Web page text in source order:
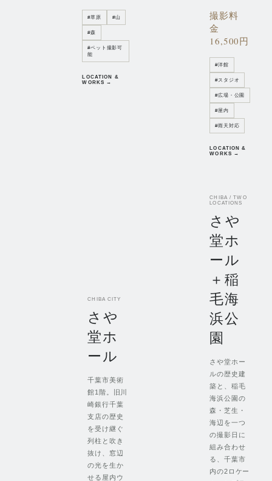
#草原 #山
#森
#ペット撮影可
能
LOCATION &
WORKS →
撮影料
金
16,500円
#洋館
#スタジオ
# 広場・公園
#屋内
#雨天対応
LOCATION &
WORKS →
CHIBA CITY
さや
堂ホ
ール
千葉市美術
館1階。旧川
崎銀行千葉
支店の歴史
を受け継ぐ
列柱と吹き
抜け、窓辺
の光を生か
せる屋内ウ
CHIBA / TWO
LOCATIONS
さや
堂ホ
ール
＋稲
毛海
浜公
園
さや堂ホー
ルの歴史建
築と、稲毛
海浜公園の
森・芝生・
海辺を一つ
の撮影日に
組み合わせ
る、千葉市
内の2ロケー